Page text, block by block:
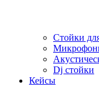
Стойки
Dj стойки
Кейсы